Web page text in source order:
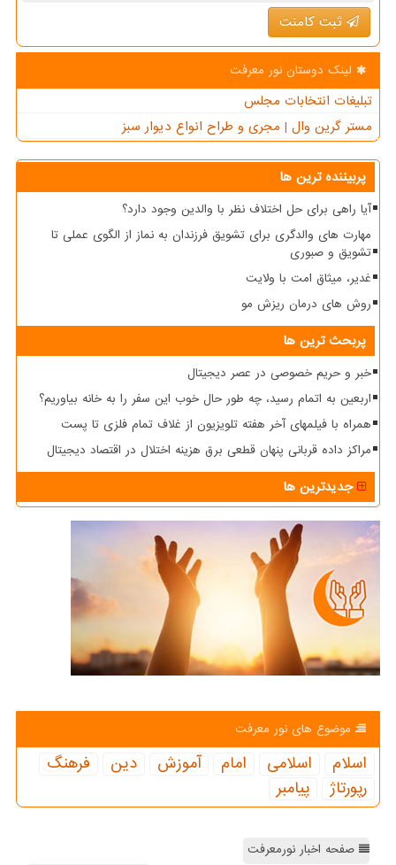
ثبت کامنت
لینک دوستان نور معرفت
تبلیغات انتخابات مجلس
مستر گرین وال | مجری و طراح انواع دیوار سبز
پربیننده ترین ها
آیا راهی برای حل اختلاف نظر با والدین وجود دارد؟
مهارت های والدگری برای تشویق فرزندان به نماز از الگوی عملی تا
تشویق و صبوری
غدیر، میثاق امت با ولایت
روش های درمان ریزش مو
پربحث ترین ها
خبر و حریم خصوصی در عصر دیجیتال
اربعین به اتمام رسید، چه طور حال خوب این سفر را به خانه بیاوریم؟
همراه با فیلمهای آخر هفته تلویزیون از غلاف تمام فلزی تا پست
مراکز داده قربانی پنهان قطعی برق هزینه اختلال در اقتصاد دیجیتال
جدیدترین ها
موضوع های نور معرفت
اسلام اسلامی امام آموزش دین
فرهنگ
رپورتاژ
پیامبر
صفحه اخبار نورمعرفت